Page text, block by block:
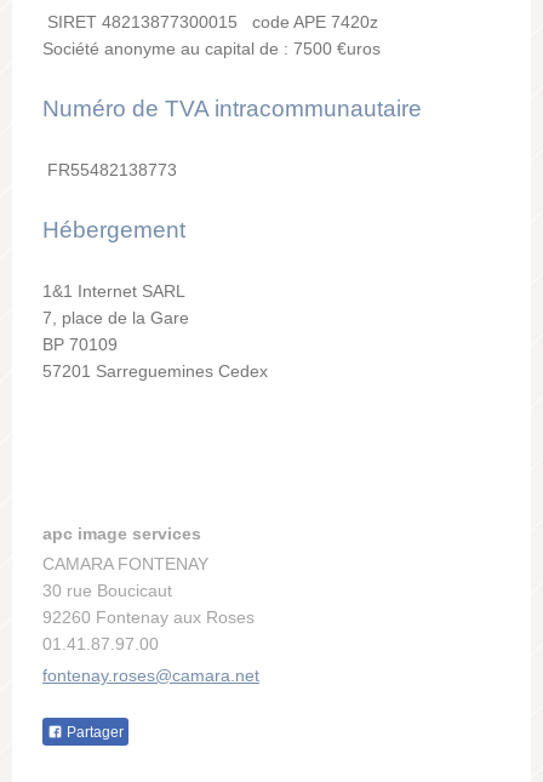
SIRET 48213877300015 code APE 7420z
Société anonyme au capital de : 7500 €uros
Numéro de TVA intracommunautaire
FR55482138773
Hébergement
1&1 Internet SARL
7, place de la Gare
BP 70109
57201 Sarreguemines Cedex
apc image services
CAMARA FONTENAY
30 rue Boucicaut
92260 Fontenay aux Roses
01.41.87.97.00
fontenay.roses@camara.net
Partager